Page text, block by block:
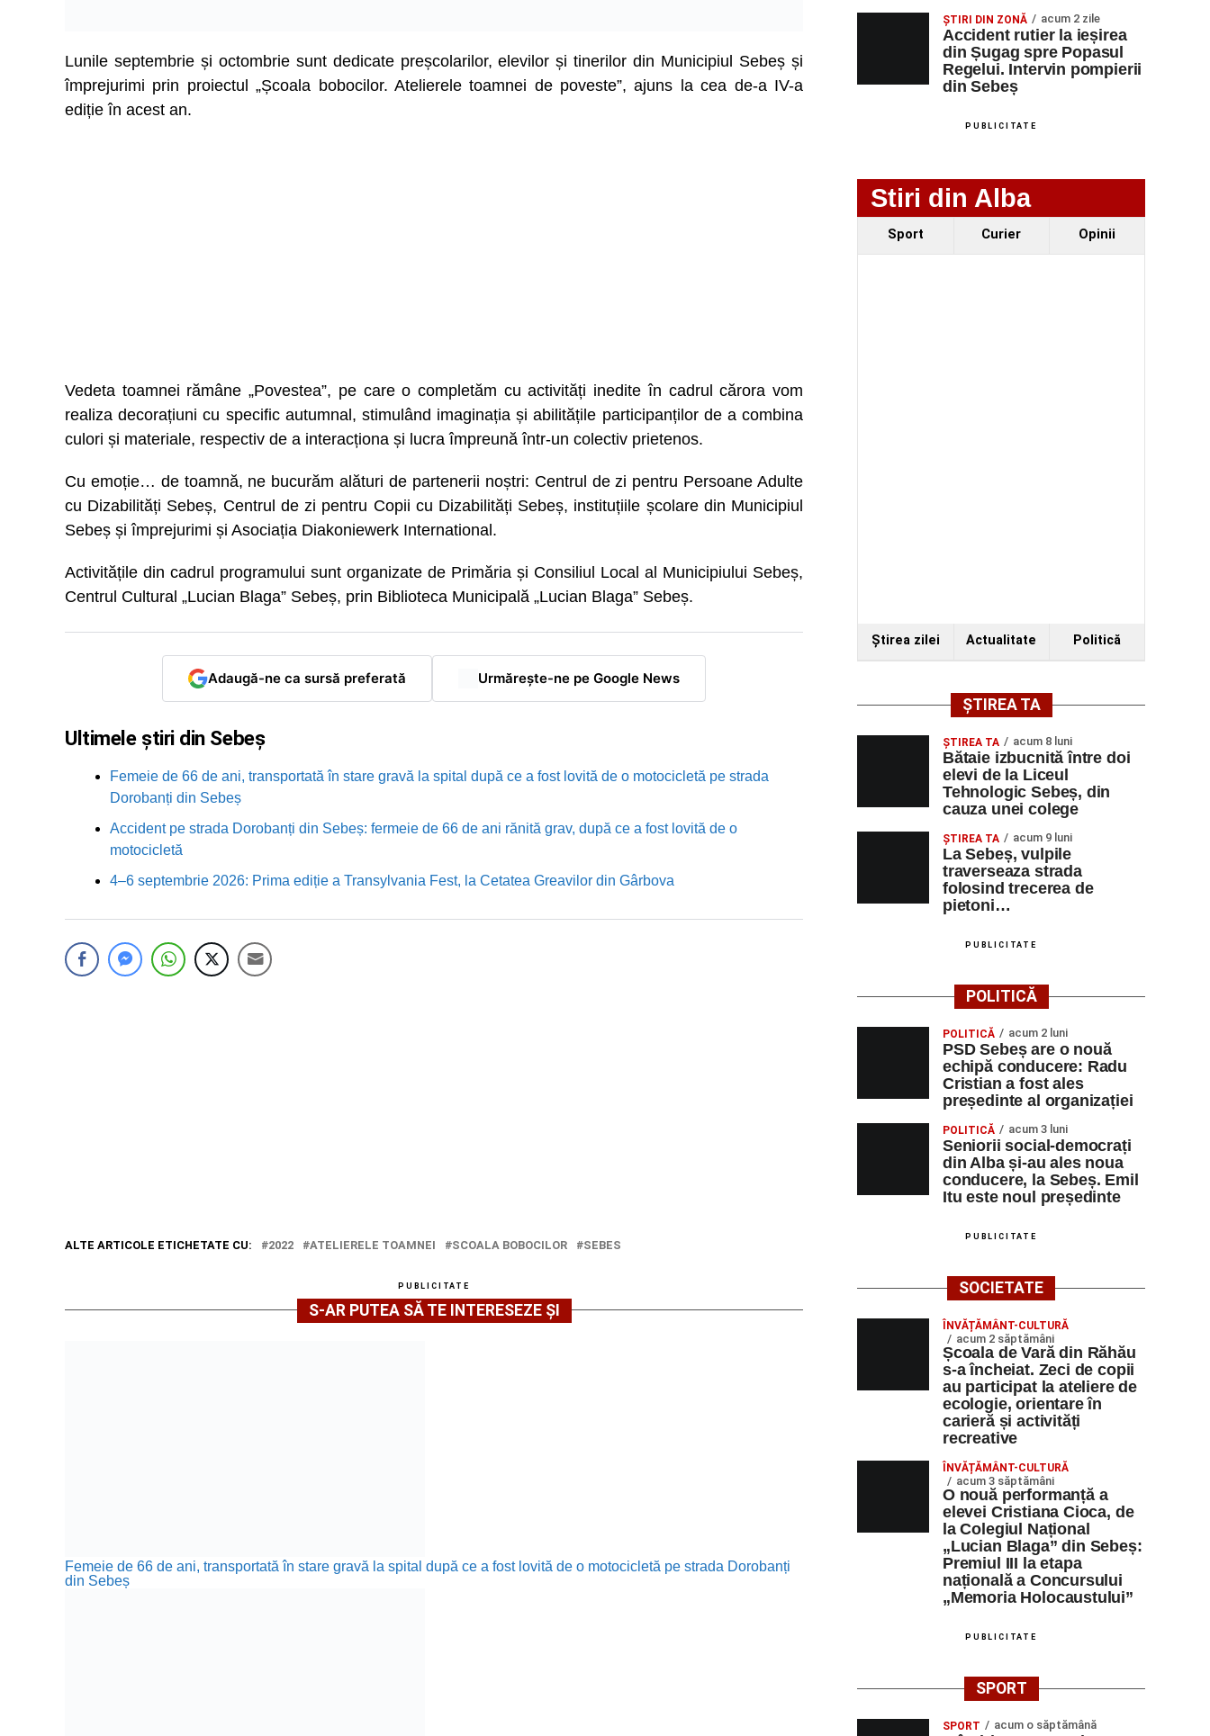
Lunile septembrie și octombrie sunt dedicate preșcolarilor, elevilor și tinerilor din Municipiul Sebeș și
împrejurimi prin proiectul „Școala bobocilor. Atelierele toamnei de poveste”, ajuns la cea de-a IV-a
ediție în acest an.
Vedeta toamnei rămâne „Povestea”, pe care o completăm cu activități inedite în cadrul cărora vom
realiza decorațiuni cu specific autumnal, stimulând imaginația și abilitățile participanților de a combina
culori și materiale, respectiv de a interacționa și lucra împreună într-un colectiv prietenos.
Cu emoție… de toamnă, ne bucurăm alături de partenerii noștri: Centrul de zi pentru Persoane Adulte
cu Dizabilități Sebeș, Centrul de zi pentru Copii cu Dizabilități Sebeș, instituțiile școlare din Municipiul
Sebeș și împrejurimi și Asociația Diakoniewerk International.
Activitățile din cadrul programului sunt organizate de Primăria și Consiliul Local al Municipiului Sebeș,
Centrul Cultural „Lucian Blaga” Sebeș, prin Biblioteca Municipală „Lucian Blaga” Sebeș.
Adaugă-ne ca sursă preferată Urmărește-ne pe Google News
Ultimele știri din Sebeș
Femeie de 66 de ani, transportată în stare gravă la spital după ce a fost lovită de o motocicletă pe strada
Dorobanți din Sebeș
Accident pe strada Dorobanți din Sebeș: fermeie de 66 de ani rănită grav, după ce a fost lovită de o
motocicletă
4–6 septembrie 2026: Prima ediție a Transylvania Fest, la Cetatea Greavilor din Gârbova
ALTE ARTICOLE ETICHETATE CU: 2022 ATELIERELE TOAMNEI SCOALA BOBOCILOR SEBES
PUBLICITATE
S-AR PUTEA SĂ TE INTERESEZE ȘI
Femeie de 66 de ani, transportată în stare gravă la spital după ce a fost lovită de o motocicletă pe strada Dorobanți
din Sebeș
ȘTIRI DIN ZONĂ acum 2 zile
Accident rutier la ieșirea
din Șugag spre Popasul
Regelui. Intervin pompierii
din Sebeș
PUBLICITATE
Stiri din Alba
Sport Curier Opinii
Ştirea zilei Actualitate Politică
ȘTIREA TA
ŞTIREA TA acum 8 luni
Bătaie izbucnită între doi
elevi de la Liceul
Tehnologic Sebeș, din
cauza unei colege
ŞTIREA TA acum 9 luni
La Sebeș, vulpile
traverseaza strada
folosind trecerea de
pietoni…
PUBLICITATE
POLITICĂ
POLITICĂ acum 2 luni
PSD Sebeș are o nouă
echipă conducere: Radu
Cristian a fost ales
președinte al organizației
POLITICĂ acum 3 luni
Seniorii social-democrați
din Alba și-au ales noua
conducere, la Sebeș. Emil
Itu este noul președinte
PUBLICITATE
SOCIETATE
ÎNVĂȚĂMÂNT-CULTURĂ
acum 2 săptămâni
Școala de Vară din Răhău
s-a încheiat. Zeci de copii
au participat la ateliere de
ecologie, orientare în
carieră și activități
recreative
ÎNVĂȚĂMÂNT-CULTURĂ
acum 3 săptămâni
O nouă performanță a
elevei Cristiana Cioca, de
la Colegiul Național
„Lucian Blaga” din Sebeș:
Premiul III la etapa
națională a Concursului
„Memoria Holocaustului”
PUBLICITATE
SPORT
SPORT acum o săptămână